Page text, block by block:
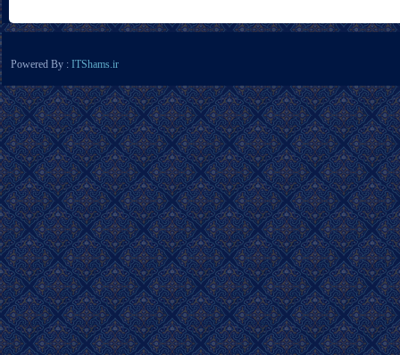
Powered By : ITShams.ir